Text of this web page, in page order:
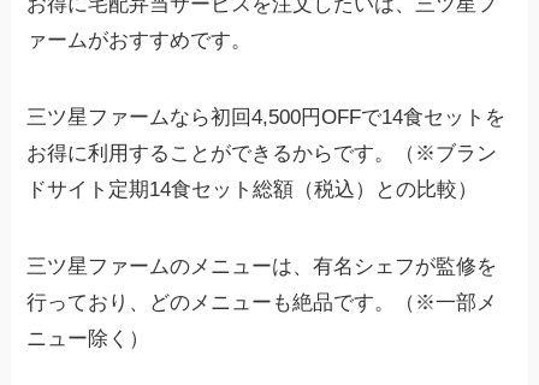
ァームがおすすめです。
三ツ星ファームなら初回4,500円OFFで14食セットを
お得に利用することができるからです。（※ブラン
ドサイト定期14食セット総額（税込）との比較）
三ツ星ファームのメニューは、有名シェフが監修を
行っており、どのメニューも絶品です。（※一部メ
ニュー除く）